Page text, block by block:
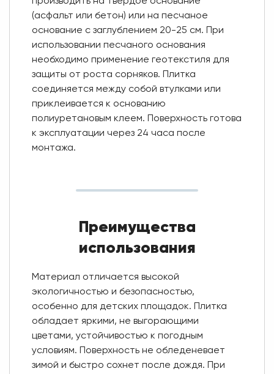
(асфальт или бетон) или на песчаное
основание с заглублением 20-25 см. При
использовании песчаного основания
необходимо применение геотекстиля для
защиты от роста сорняков. Плитка
соединяется между собой втулками или
приклеивается к основанию
полиуретановым клеем. Поверхность готова
к эксплуатации через 24 часа после
монтажа.
Преимущества
использования
Материал отличается высокой
экологичностью и безопасностью,
особенно для детских площадок. Плитка
обладает яркими, не выгорающими
цветами, устойчивостью к погодным
условиям. Поверхность не обледеневает
зимой и быстро сохнет после дождя. При